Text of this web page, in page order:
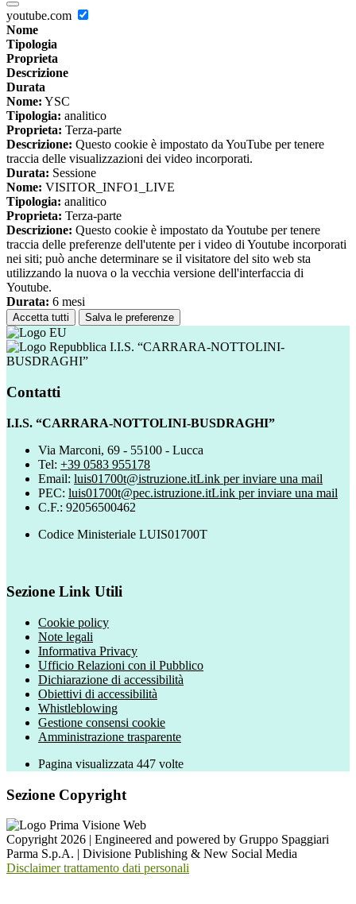
youtube.com
Nome
Tipologia
Proprieta
Descrizione
Durata
Nome: YSC
Tipologia: analitico
Proprieta: Terza-parte
Descrizione: Questo cookie è impostato da YouTube per tenere
traccia delle visualizzazioni dei video incorporati.
Durata: Sessione
Nome: VISITOR_INFO1_LIVE
Tipologia: analitico
Proprieta: Terza-parte
Descrizione: Questo cookie è impostato da Youtube per tenere
traccia delle preferenze dell'utente per i video di Youtube incorporati
nei siti; può anche determinare se il visitatore del sito web sta
utilizzando la nuova o la vecchia versione dell'interfaccia di
Youtube.
Durata: 6 mesi
Accetta tutti Salva le preferenze
I.I.S. “CARRARA-NOTTOLINI-
BUSDRAGHI”
Contatti
I.I.S. “CARRARA-NOTTOLINI-BUSDRAGHI”
Via Marconi, 69 - 55100 - Lucca
Tel: +39 0583 955178
Email: luis01700t@istruzione.itLink per inviare una mail
PEC: luis01700t@pec.istruzione.itLink per inviare una mail
C.F.: 92056500462
Codice Ministeriale LUIS01700T
Sezione Link Utili
Cookie policy
Note legali
Informativa Privacy
Ufficio Relazioni con il Pubblico
Dichiarazione di accessibilità
Obiettivi di accessibilità
Whistleblowing
Gestione consensi cookie
Amministrazione trasparente
Pagina visualizzata 447 volte
Sezione Copyright
Copyright 2026 | Engineered and powered by Gruppo Spaggiari
Parma S.p.A. | Divisione Publishing & New Social Media
Disclaimer trattamento dati personali